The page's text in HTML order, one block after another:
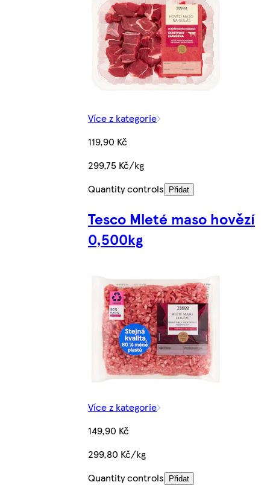
Více z kategorie
119,90 Kč
299,75 Kč/kg
Quantity controls
Přidat
Tesco Mleté maso hovězí
0,500kg
Více z kategorie
149,90 Kč
299,80 Kč/kg
Quantity controls
Přidat